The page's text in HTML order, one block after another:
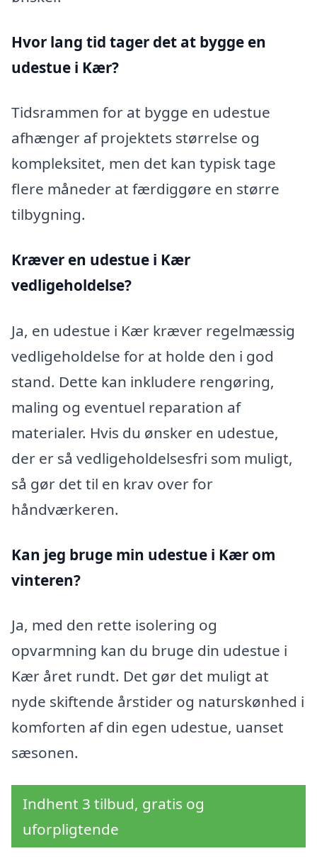
Hvor lang tid tager det at bygge en
udestue i Kær?
Tidsrammen for at bygge en udestue
afhænger af projektets størrelse og
kompleksitet, men det kan typisk tage
flere måneder at færdiggøre en større
tilbygning.
Kræver en udestue i Kær
vedligeholdelse?
Ja, en udestue i Kær kræver regelmæssig
vedligeholdelse for at holde den i god
stand. Dette kan inkludere rengøring,
maling og eventuel reparation af
materialer. Hvis du ønsker en udestue,
der er så vedligeholdelsesfri som muligt,
så gør det til en krav over for
håndværkeren.
Kan jeg bruge min udestue i Kær om
vinteren?
Ja, med den rette isolering og
opvarmning kan du bruge din udestue i
Kær året rundt. Det gør det muligt at
nyde skiftende årstider og naturskønhed i
komforten af din egen udestue, uanset
sæsonen.
Indhent 3 tilbud, gratis og
uforpligtende